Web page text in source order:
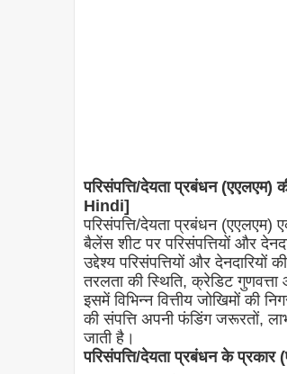
परिसंपत्ति/देयता प्रबंधन
Hindi]
परिसंपत्ति/देयता प्रबंधन (एएलएम)
बैलेंस शीट पर परिसंपत्तियों और
उद्देश्य परिसंपत्तियों और
तरलता की स्थिति, क्रेडिट
इसमें विभिन्न वित्तीय जोखिमों की
की संपत्ति अपनी फंडिंग जरूरतों,
जाती है।
परिसंपत्ति/देयता प्रबंधन के